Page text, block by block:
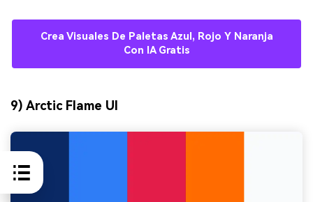
Crea Visuales De Paletas Azul, Rojo Y Naranja
Con IA Gratis
9) Arctic Flame UI